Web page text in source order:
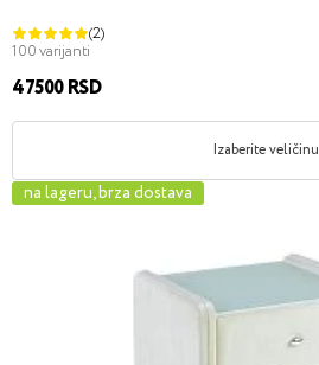
(2)
100 varijanti
47500 RSD
Izaberite veličinu
na lageru, brza dostava